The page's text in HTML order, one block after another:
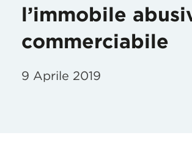
l’immobile
commerciabile
9 Aprile 2019